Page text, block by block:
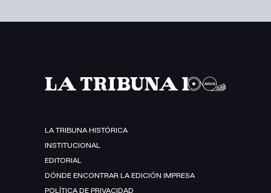
LA TRIBUNA HISTÓRICA
INSTITUCIONAL
EDITORIAL
DÓNDE ENCONTRAR LA EDICIÓN IMPRESA
POLÍTICA DE PRIVACIDAD